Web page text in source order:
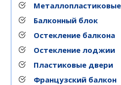
Металлопластиковые
Балконный блок
Остекление балкона
Остекление лоджии
Пластиковые двери
Французский балкон